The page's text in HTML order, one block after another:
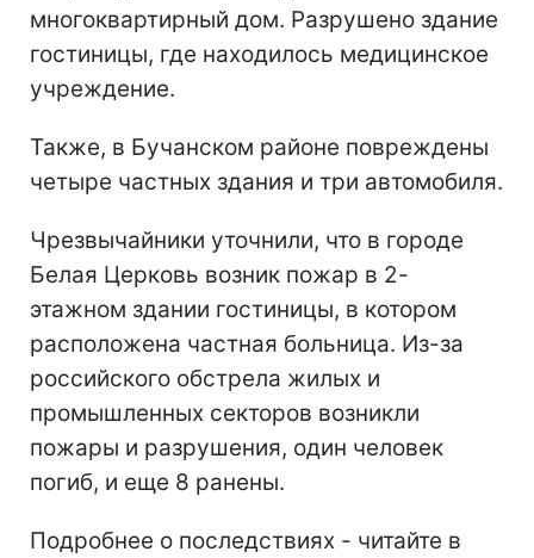
многоквартирный дом. Разрушено здание
гостиницы, где находилось медицинское
учреждение.
Также, в Бучанском районе повреждены
четыре частных здания и три автомобиля.
Чрезвычайники уточнили, что в городе
Белая Церковь возник пожар в 2-
этажном здании гостиницы, в котором
расположена частная больница. Из-за
российского обстрела жилых и
промышленных секторов возникли
пожары и разрушения, один человек
погиб, и еще 8 ранены.
Подробнее о последствиях - читайте в